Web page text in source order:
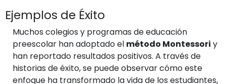
Ejemplos de Éxito
Muchos colegios y programas de educación
preescolar han adoptado el método Montessori y
han reportado resultados positivos. A través de
historias de éxito, se puede observar cómo este
enfoque ha transformado la vida de los estudiantes,